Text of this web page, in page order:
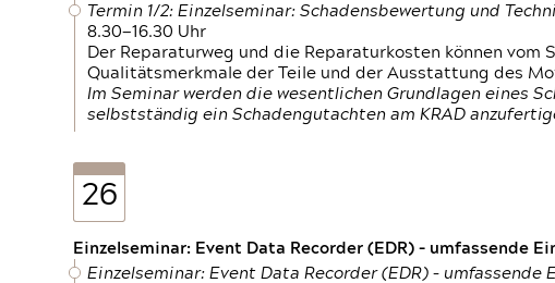
Termin 1/2: Einzelseminar: Schadensbewertung und
8.30—16.30 Uhr
Der Reparaturweg und die Reparaturkosten können
Qualitätsmerkmale der Teile und der Ausstattung des
Im Seminar werden die wesentlichen Grundlagen eines
selbstständig ein Schadengutachten am KRAD
26
Einzelseminar: Event Data Recorder (EDR) – umfassende
Einzelseminar: Event Data Recorder (EDR) – umfassende